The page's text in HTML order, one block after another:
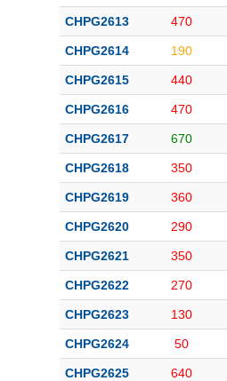
CHPG2613 470
CHPG2614 190
CHPG2615 440
CHPG2616 470
CHPG2617 670
CHPG2618 350
CHPG2619 360
CHPG2620 290
CHPG2621 350
CHPG2622 270
CHPG2623 130
CHPG2624 50
CHPG2625 640
Đào tạo
Sách tài chính
Công cụ đầu tư
Truyền thông tài chính
Dữ liệu tài chính